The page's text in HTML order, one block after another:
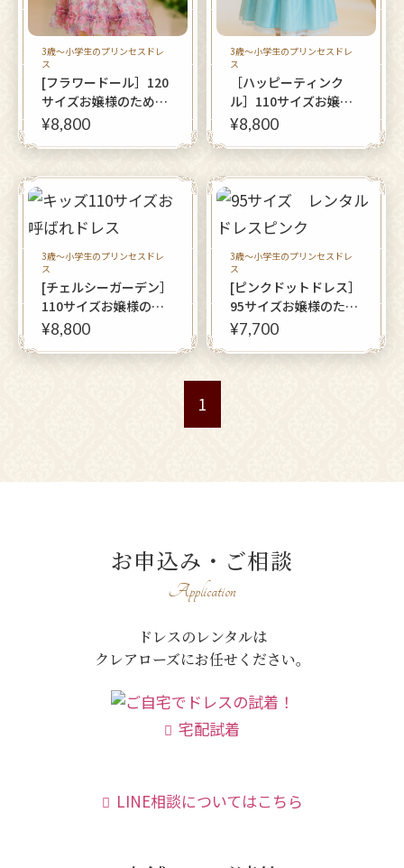
3歳〜小学生のプリンセスドレ
ス
[フラワードール］120
サイズお嬢様のための
上品ミディアムオリジ
¥8,800
3歳〜小学生のプリンセスドレ
ス
［ハッピーティンク
ル］110サイズお嬢様
のための上品ミディア
¥8,800
3歳〜小学生のプリンセスドレ
ス
[チェルシーガーデン］
110サイズお嬢様のた
めの上品ミディアムオ
¥8,800
3歳〜小学生のプリンセスドレ
ス
[ピンクドットドレス］
95サイズお嬢様のため
の上品ミディアムオリ
¥7,700
1
お申込み・ご相談
Application
ドレスのレンタルは
クレアローズにお任せください。
宅配試着
LINE相談についてはこちら